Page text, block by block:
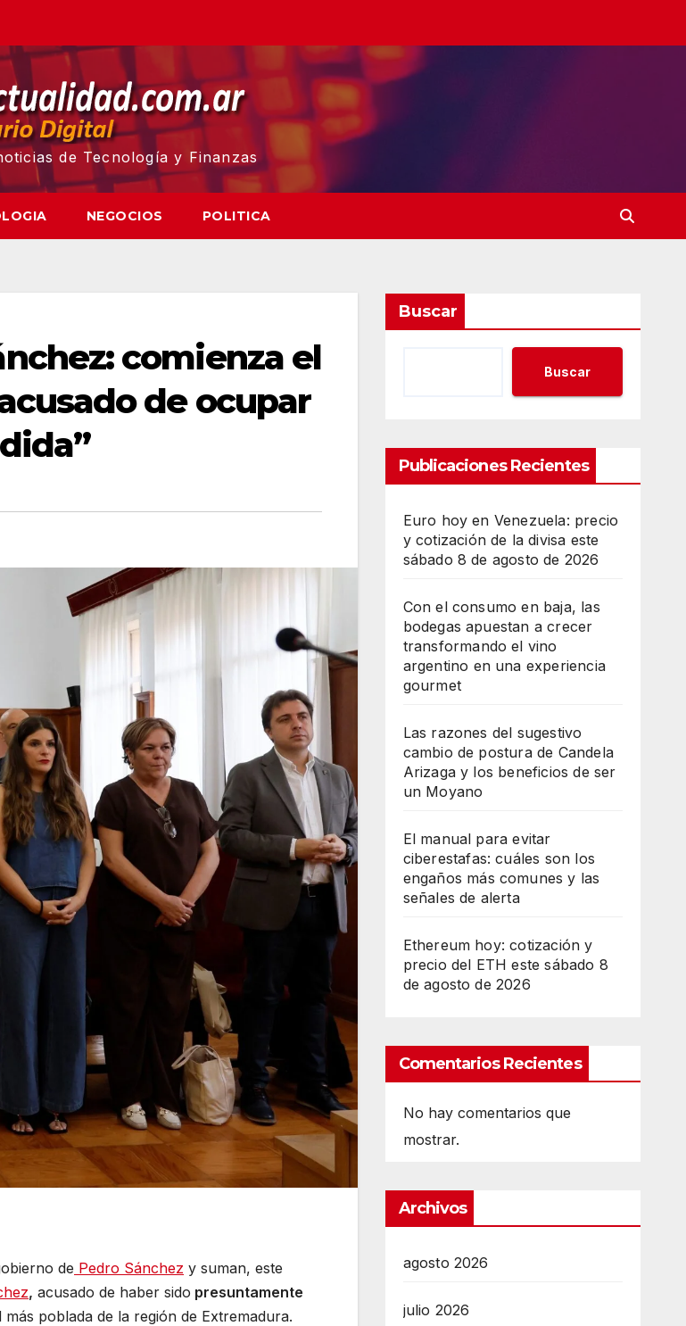
de Tecnología y Finanzas
NEGOCIOS POLITICA
comienza el
de ocupar
de Pedro Sánchez y suman, este
, acusado de haber sido presuntamente
poblada de la región de Extremadura.
Buscar
Buscar
Publicaciones Recientes
Euro hoy en Venezuela: precio
y cotización de la divisa este
sábado 8 de agosto de 2026
Con el consumo en baja, las
bodegas apuestan a crecer
transformando el vino
argentino en una experiencia
gourmet
Las razones del sugestivo
cambio de postura de Candela
Arizaga y los beneficios de ser
un Moyano
El manual para evitar
ciberestafas: cuáles son los
engaños más comunes y las
señales de alerta
Ethereum hoy: cotización y
precio del ETH este sábado 8
de agosto de 2026
Comentarios Recientes
No hay comentarios que
mostrar.
Archivos
agosto 2026
julio 2026